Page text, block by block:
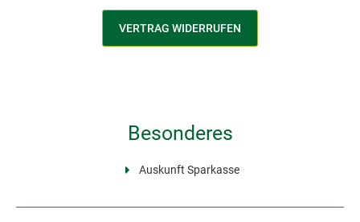
VERTRAG WIDERRUFEN
Besonderes
Auskunft Sparkasse